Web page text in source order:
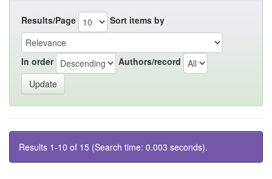
Results/Page Sort items by
In order Authors/record
Results 1-10 of 15 (Search time: 0.003 seconds).